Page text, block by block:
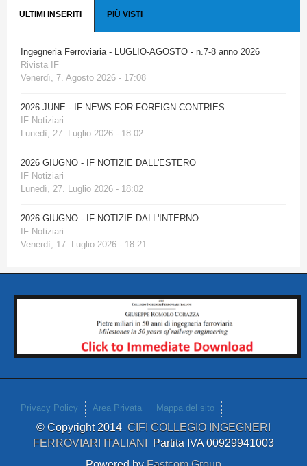
ULTIMI INSERITI PIÙ VISTI
Ingegneria Ferroviaria - LUGLIO-AGOSTO - n.7-8 anno 2026
Rivista IF
Venerdì, 7. Agosto 2026 - 17:08
2026 JUNE - IF NEWS FOR FOREIGN CONTRIES
IF Notiziari
Lunedì, 27. Luglio 2026 - 18:02
2026 GIUGNO - IF NOTIZIE DALL'ESTERO
IF Notiziari
Lunedì, 27. Luglio 2026 - 18:02
2026 GIUGNO - IF NOTIZIE DALL'INTERNO
IF Notiziari
Venerdì, 17. Luglio 2026 - 18:21
Privacy Policy Area Privata Mappa del sito
© Copyright 2014 CIFI COLLEGIO INGEGNERI
FERROVIARI ITALIANI Partita IVA 00929941003